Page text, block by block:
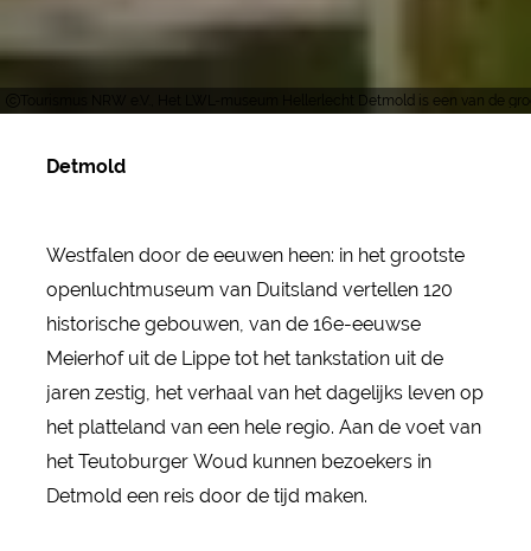
Tourismus NRW e.V., Het LWL-museum Hellerlecht Detmold is een van de
Detmold
Westfalen door de eeuwen heen: in het grootste
openluchtmuseum van Duitsland vertellen 120
historische gebouwen, van de 16e-eeuwse
Meierhof uit de Lippe tot het tankstation uit de
jaren zestig, het verhaal van het dagelijks leven op
het platteland van een hele regio. Aan de voet van
het Teutoburger Woud kunnen bezoekers in
Detmold een reis door de tijd maken.